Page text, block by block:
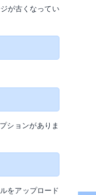
が古くなってい
ションがありま
をアップロード